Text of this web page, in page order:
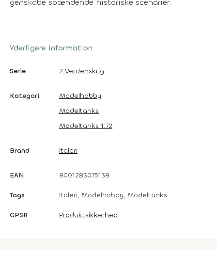
genskabe spændende historiske scenarier.
Yderligere information
Serie 2 Verdenskrig
Kategori
Modelhobby
Modeltanks
Modeltanks 1:72
Brand Italeri
EAN 8001283075138
Tags Italeri, Modelhobby, Modeltanks
GPSR Produktsikkerhed